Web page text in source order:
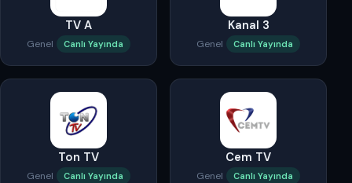
TV A
Genel Canlı Yayında
Kanal 3
Genel Canlı Yayında
Ton TV
Genel Canlı Yayında
Cem TV
Genel Canlı Yayında